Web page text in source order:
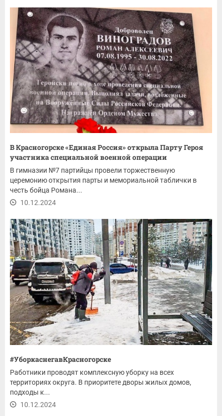
В Красногорске «Единая Россия» открыла Парту Героя
участника специальной военной операции
В гимназии №7 партийцы провели торжественную
церемонию открытия парты и мемориальной таблички в
честь бойца Романа...
10.12.2024
#УборкаснегавКрасногорске
Работники проводят комплексную уборку на всех
территориях округа. В приоритете дворы жилых домов,
подходы к...
10.12.2024